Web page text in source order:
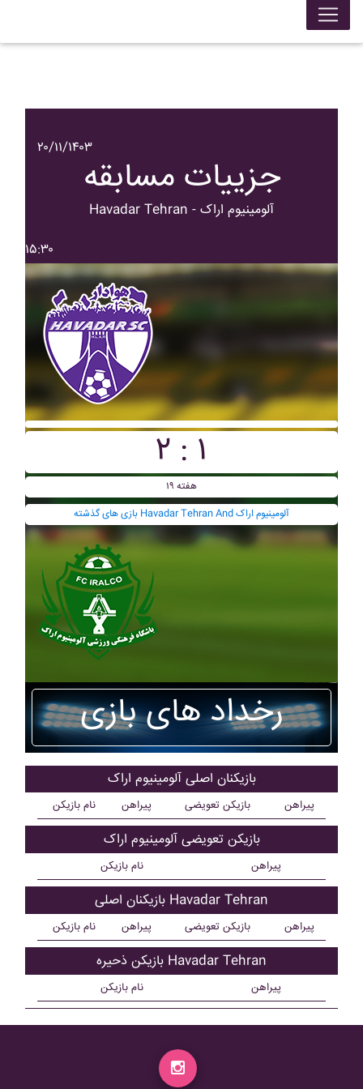
۲۰/۱۱/۱۴۰۳
جزییات مسابقه
Havadar Tehran - آلومينيوم اراک
۱۵:۳۰
۲ : ۱
هفته ۱۹
بازی های گذشته Havadar Tehran And آلومينيوم اراک
رخداد های بازی
بازیکنان اصلی آلومينيوم اراک
نام بازیکن پیراهن بازیکن تعویضی پیراهن
بازیکن تعویضی آلومينيوم اراک
نام بازیکن پیراهن
بازیکنان اصلی Havadar Tehran
نام بازیکن پیراهن بازیکن تعویضی پیراهن
بازیکن ذحیره Havadar Tehran
نام بازیکن پیراهن